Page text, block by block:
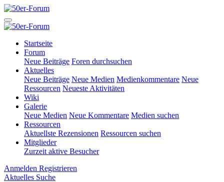
Startseite
Forum
Neue Beiträge Foren durchsuchen
Aktuelles
Neue Beiträge Neue Medien Medienkommentare Neue
Ressourcen Neueste Aktivitäten
Wiki
Galerie
Neue Medien Neue Kommentare Medien suchen
Ressourcen
Aktuellste Rezensionen Ressourcen suchen
Mitglieder
Zurzeit aktive Besucher
Anmelden Registrieren
Aktuelles Suche